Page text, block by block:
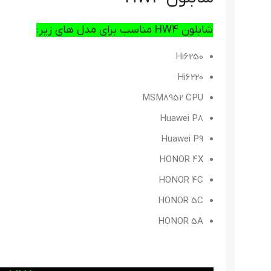
شابلون HW4 مناسب برای مدل های زیر:
Hi6250
Hi6220
MSM8952 CPU
Huawei P8
Huawei P9
HONOR 4X
HONOR 4C
HONOR 5C
HONOR 5A